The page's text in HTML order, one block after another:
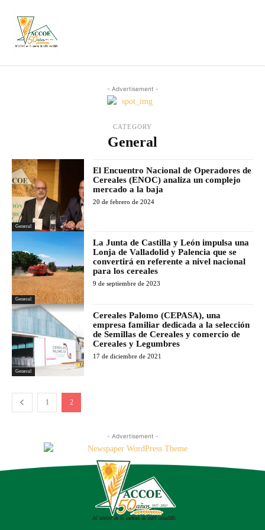
- Advertisement -
CATEGORY
General
General
El Encuentro Nacional de Operadores de
Cereales (ENOC) analiza un complejo
mercado a la baja
20 de febrero de 2024
General
La Junta de Castilla y León impulsa una
Lonja de Valladolid y Palencia que se
convertirá en referente a nivel nacional
para los cereales
9 de septiembre de 2023
General
Cereales Palomo (CEPASA), una
empresa familiar dedicada a la selección
de Semillas de Cereales y comercio de
Cereales y Legumbres
17 de diciembre de 2021
1 2
- Advertisement -